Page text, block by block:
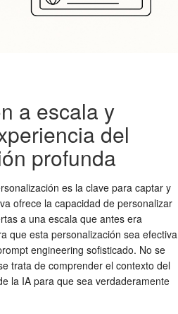
a escala y
del
profunda
es la clave para captar y
ofrece la capacidad de personalizar
a una escala que antes era
que esta personalización sea efectiva
engineering sofisticado. No se
trata de comprender el contexto del
la IA para que sea verdaderamente